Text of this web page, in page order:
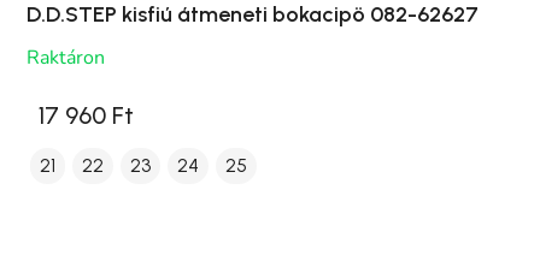
D.D.STEP kisfiú átmeneti bokacipö 082-62627
Raktáron
17 960 Ft
21 22 23 24 25